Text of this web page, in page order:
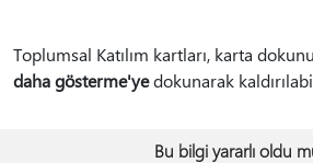
Toplumsal Katılım kartları, karta
daha gösterme'yedokunarak
Bu bilgi yararlı oldu